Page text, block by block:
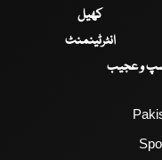
کھیل
انٹرٹینمنٹ
و عجیب